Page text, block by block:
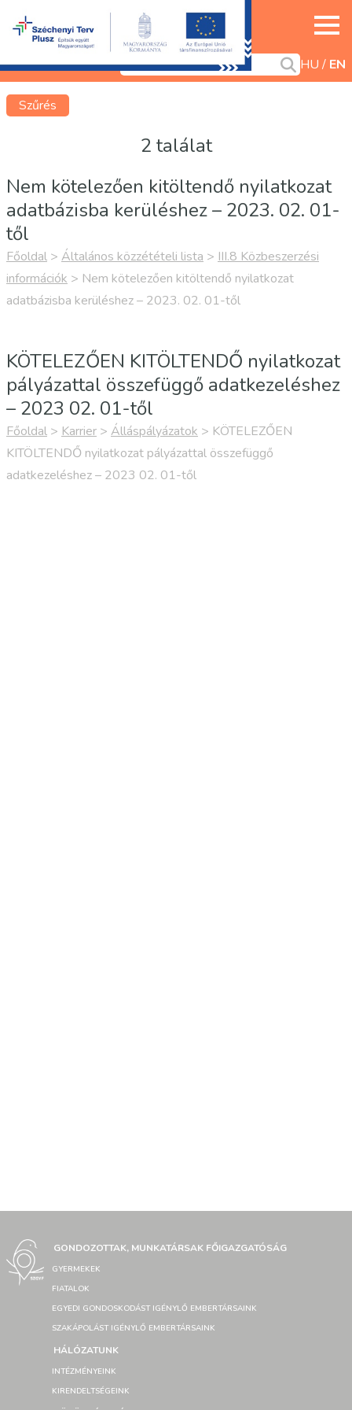
HU EN
Szűrés
2 találat
Nem kötelezően kitöltendő nyilatkozat
adatbázisba kerüléshez – 2023. 02. 01-
től
Főoldal > Általános közzétételi lista > III.8 Közbeszerzési
információk > Nem kötelezően kitöltendő nyilatkozat
adatbázisba kerüléshez – 2023. 02. 01-től
KÖTELEZŐEN KITÖLTENDŐ nyilatkozat
pályázattal összefüggő adatkezeléshez
– 2023 02. 01-től
Főoldal > Karrier > Álláspályázatok > KÖTELEZŐEN
KITÖLTENDŐ nyilatkozat pályázattal összefüggő
adatkezeléshez – 2023 02. 01-től
GONDOZOTTAK, MUNKATÁRSAK FŐIGAZGATÓSÁG
GYERMEKEK
FIATALOK
EGYEDI GONDOSKODÁST IGÉNYLŐ EMBERTÁRSAINK
SZAKÁPOLÁST IGÉNYLŐ EMBERTÁRSAINK
HÁLÓZATUNK
INTÉZMÉNYEINK
KIRENDELTSÉGEINK